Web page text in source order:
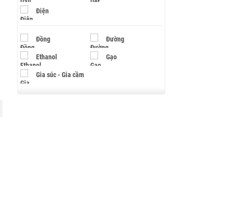
Điện
Đồng Đường
Ethanol Gạo
Gia súc - Gia cầm